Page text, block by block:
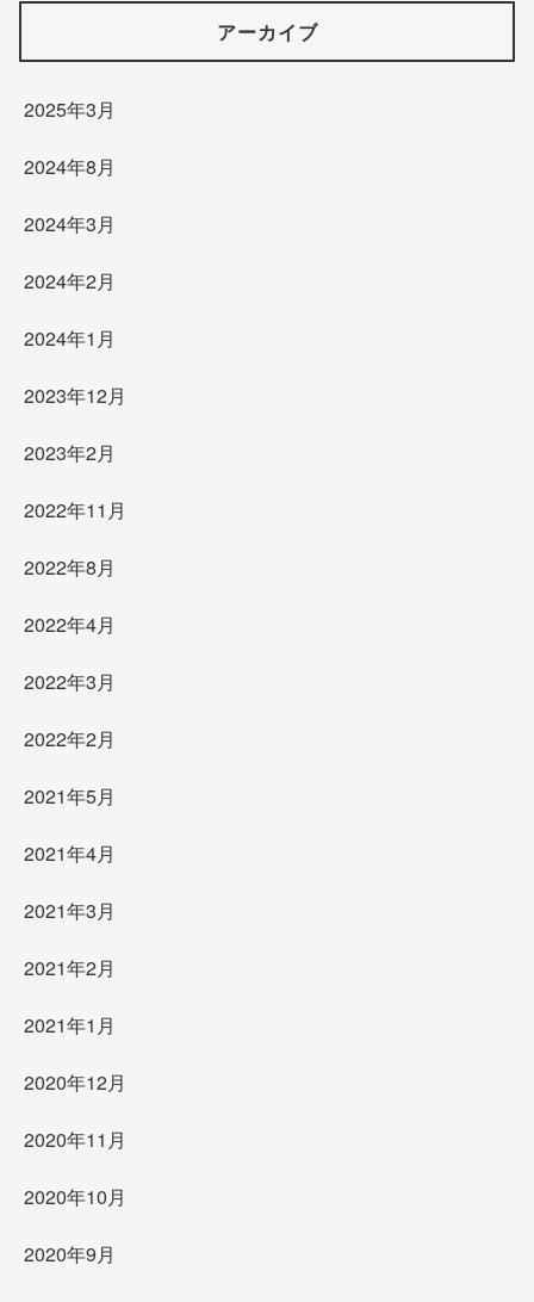
アーカイブ
2025年3月
2024年8月
2024年3月
2024年2月
2024年1月
2023年12月
2023年2月
2022年11月
2022年8月
2022年4月
2022年3月
2022年2月
2021年5月
2021年4月
2021年3月
2021年2月
2021年1月
2020年12月
2020年11月
2020年10月
2020年9月